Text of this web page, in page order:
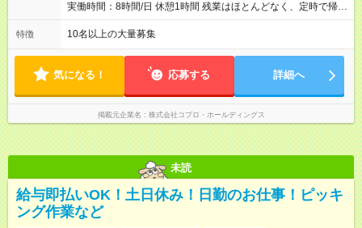
実働時間：8時間/日 休憩1時間 残業はほとんどなく、定時で帰れ
る日が多い働き方です。 毎日の業務は進捗管理や事務が中心な
ので、 「今日やるべき仕事」が終われば、自然と区切りをつけ
方を大切にしています。
特徴 10名以上の大量募集
気になる！ 応募する 詳細へ
掲載元企業名 株式会社コプロ・ホールディングス
未読
給与即払いOK！土日休み！日勤のお仕事！ピッキ
ング作業など